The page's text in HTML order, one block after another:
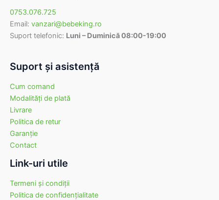
0753.076.725
Email: vanzari@bebeking.ro
Suport telefonic: Luni – Duminică 08:00-19:00
Suport şi asistenţă
Cum comand
Modalităţi de plată
Livrare
Politica de retur
Garanţie
Contact
Link-uri utile
Termeni şi condiţii
Politica de confidenţialitate